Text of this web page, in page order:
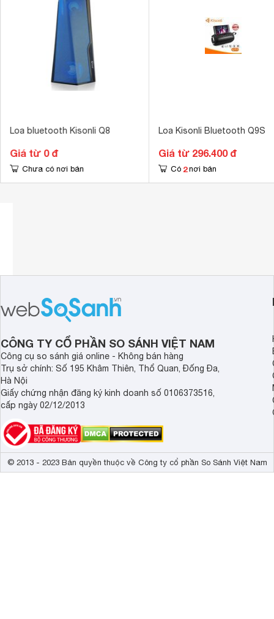
Loa bluetooth Kisonli Q8
Giá từ 0 đ
Chưa có nơi bán
Loa Kisonli Bluetooth Q9S
Giá từ 296.400 đ
Có 2 nơi bán
CÔNG TY CỔ PHẦN SO SÁNH VIỆT NAM
Công cụ so sánh giá online - Không bán hàng
Trụ sở chính: Số 195 Khâm Thiên, Thổ Quan, Đống Đa,
Hà Nội
Giấy chứng nhận đăng ký kinh doanh số 0106373516,
cấp ngày 02/12/2013
© 2013 - 2023 Bản quyền thuộc về Công ty cổ phần So Sánh Việt Nam